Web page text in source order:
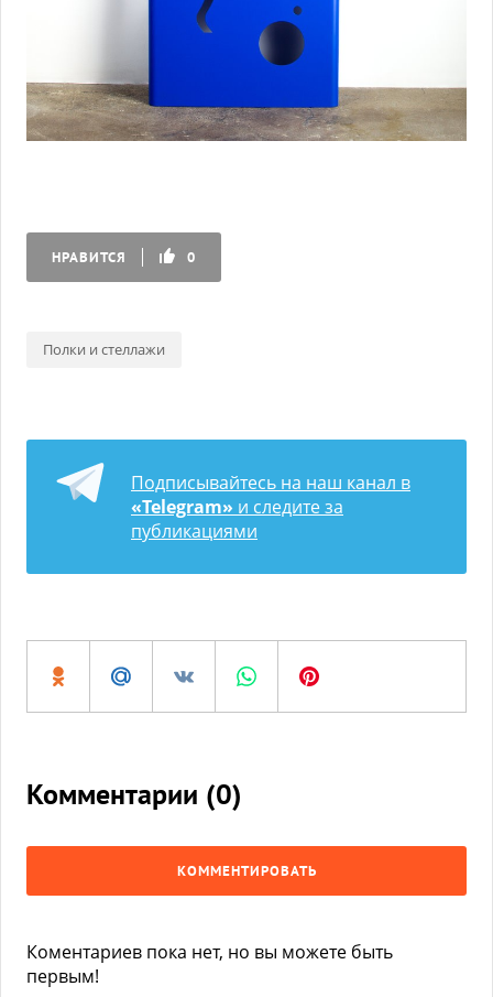
НРАВИТСЯ 0
Полки и стеллажи
Подписывайтесь на наш канал в
«Telegram» и следите за
публикациями
Комментарии (0)
КОММЕНТИРОВАТЬ
Коментариев пока нет, но вы можете быть
первым!